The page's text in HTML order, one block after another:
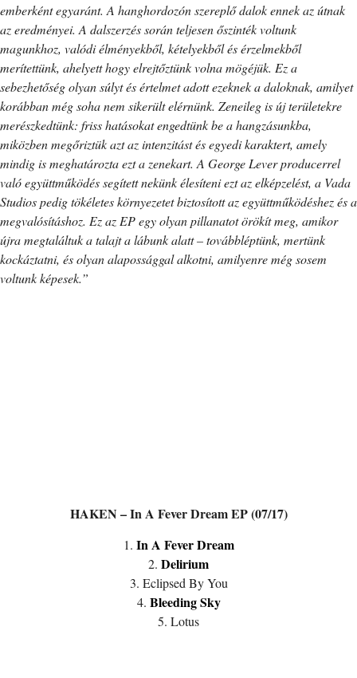
emberként egyaránt. A hanghordozón szereplő dalok ennek az útnak
az eredményei. A dalszerzés során teljesen őszinték voltunk
magunkhoz, valódi élményekből, kételyekből és érzelmekből
merítettünk, ahelyett hogy elrejtőztünk volna mögéjük. Ez a
sebezhetőség olyan súlyt és értelmet adott ezeknek a daloknak, amilyet
korábban még soha nem sikerült elérnünk. Zeneileg is új területekre
merészkedtünk: friss hatásokat engedtünk be a hangzásunkba,
miközben megőriztük azt az intenzitást és egyedi karaktert, amely
mindig is meghatározta ezt a zenekart. A George Lever producerrel
való együttműködés segített nekünk élesíteni ezt az elképzelést, a Vada
Studios pedig tökéletes környezetet biztosított az együttműködéshez és a
megvalósításhoz. Ez az EP egy olyan pillanatot örökít meg, amikor
újra megtaláltuk a talajt a lábunk alatt – továbbléptünk, mertünk
kockáztatni, és olyan alapossággal alkotni, amilyenre még sosem
voltunk képesek.”
HAKEN – In A Fever Dream EP (07/17)
1. In A Fever Dream
2. Delirium
3. Eclipsed By You
4. Bleeding Sky
5. Lotus